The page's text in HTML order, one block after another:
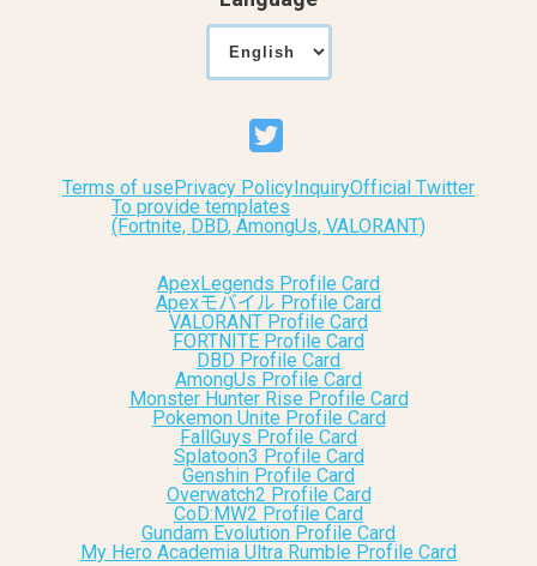
Terms of usePrivacy Policy InquiryOfficial Twitter
To provide templates
(Fortnite, DBD, AmongUs, VALORANT)
ApexLegends Profile Card
Apexモバイル Profile Card
VALORANT Profile Card
FORTNITE Profile Card
DBD Profile Card
AmongUs Profile Card
Monster Hunter Rise Profile Card
Pokemon Unite Profile Card
FallGuys Profile Card
Splatoon3 Profile Card
Genshin Profile Card
Overwatch2 Profile Card
CoD:MW2 Profile Card
Gundam Evolution Profile Card
My Hero Academia Ultra Rumble Profile Card